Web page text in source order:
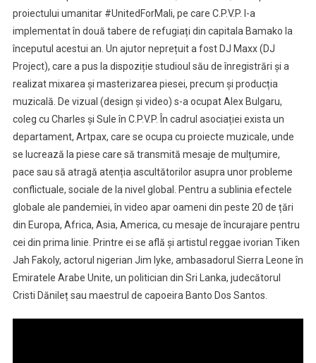
proiectului umanitar #UnitedForMali, pe care C.P.V.P. l-a
implementat în două tabere de refugiați din capitala Bamako la
începutul acestui an. Un ajutor neprețuit a fost DJ Maxx (DJ
Project), care a pus la dispoziție studioul său de înregistrări și a
realizat mixarea și masterizarea piesei, precum și producția
muzicală. De vizual (design și video) s-a ocupat Alex Bulgaru,
coleg cu Charles și Sule în C.P.V.P. În cadrul asociației exista un
departament, Artpax, care se ocupa cu proiecte muzicale, unde
se lucrează la piese care să transmită mesaje de mulțumire,
pace sau să atragă atenția ascultătorilor asupra unor probleme
conflictuale, sociale de la nivel global. Pentru a sublinia efectele
globale ale pandemiei, în video apar oameni din peste 20 de țări
din Europa, Africa, Asia, America, cu mesaje de încurajare pentru
cei din prima linie. Printre ei se află și artistul reggae ivorian Tiken
Jah Fakoly, actorul nigerian Jim Iyke, ambasadorul Sierra Leone în
Emiratele Arabe Unite, un politician din Sri Lanka, judecătorul
Cristi Dănileț sau maestrul de capoeira Banto Dos Santos.